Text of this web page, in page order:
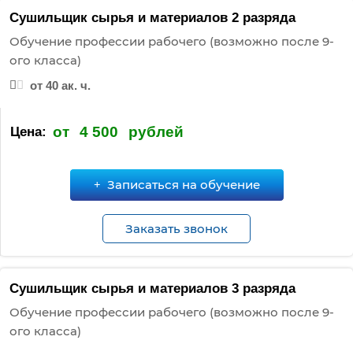
Сушильщик сырья и материалов 2 разряда
Обучение профессии рабочего (возможно после 9-
ого класса)
от 40 ак. ч.
Цена: от 4 500 рублей
Записаться на обучение
Заказать звонок
Сушильщик сырья и материалов 3 разряда
Обучение профессии рабочего (возможно после 9-
ого класса)